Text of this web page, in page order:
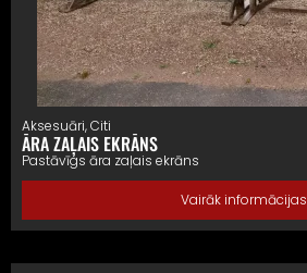
Aksesuāri,Citi
ĀRA ZAĻAIS EKRĀNS
Pastāvīgs āra zaļais ekrāns
Vairāk informācijas